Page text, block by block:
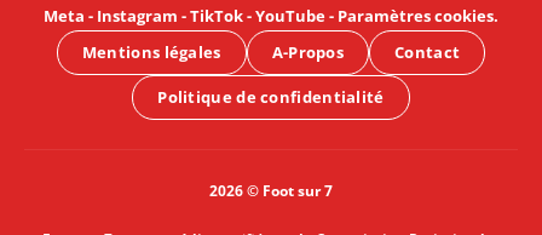
Meta - Instagram -TikTok-YouTube- Paramètres cookies.
Mentions légales
A-Propos Contact
Politique de confidentialité
2026 © Foot sur 7